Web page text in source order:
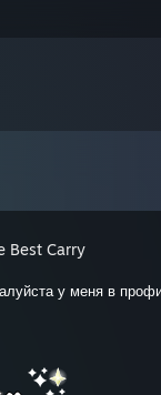
Best Carry
у меня в